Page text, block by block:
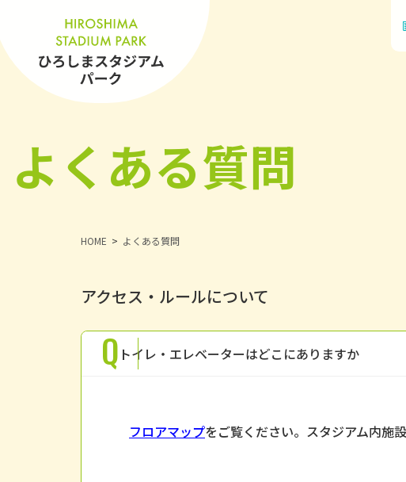
よくある質問
HOME よくある質問
アクセス・ルールについて
Q トイレ・エレベーターはどこにありますか
フロアマップをご覧ください。スタジアム内施